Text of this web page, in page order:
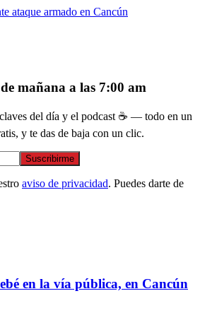
ataque armado en Cancún
mañana a las 7:00 am
del día y el podcast ☕ — todo en un
y te das de baja con un clic.
Suscribirme
aviso de privacidad. Puedes darte de
en la vía pública, en Cancún